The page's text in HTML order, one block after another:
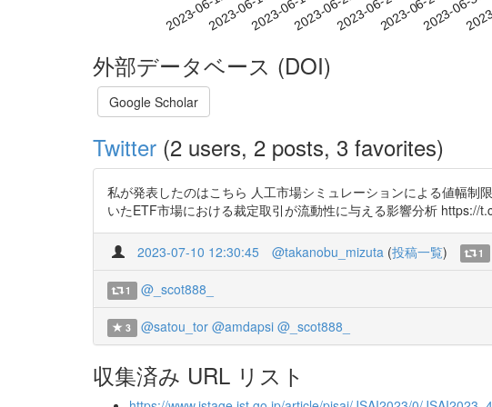
2023-06-122023-06-152023-06-182023-06-212023-06-242023-06-272023-06-30
外部データベース (DOI)
Google Scholar
Twitter (2 users, 2 posts, 3 favorites)
私が発表したのはこちら 人工市場シミュレーションによる値幅
いたETF市場における裁定取引が流動性に与える影響分析 https://
2023-07-10 12:30:45 @takanobu_mizuta (投稿一覧) 1
1 @_scot888_
3 @satou_tor @amdapsi @_scot888_
収集済み URL リスト